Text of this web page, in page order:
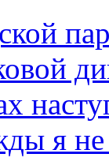
я